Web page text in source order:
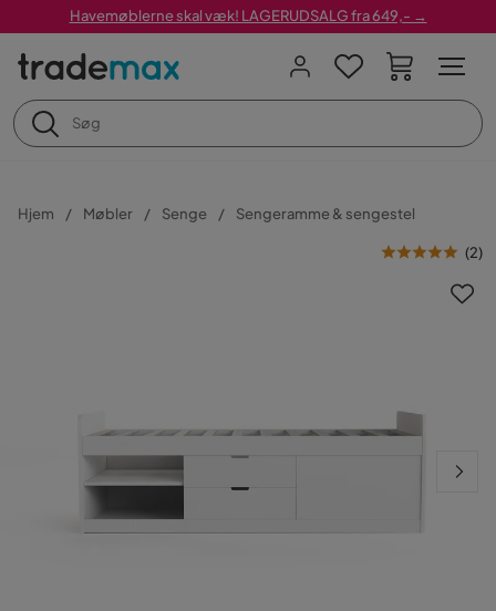
Havemøblerne skal væk! LAGERUDSALG fra 649,- →
Hjem Møbler Senge Sengeramme & sengestel
(2)